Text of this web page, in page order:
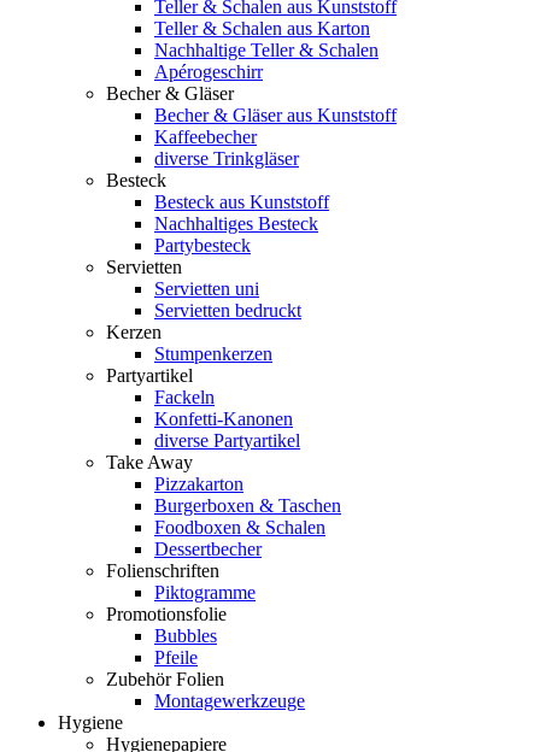
Teller & Schalen aus Kunststoff
Teller & Schalen aus Karton
Nachhaltige Teller & Schalen
Apérogeschirr
Becher & Gläser
Becher & Gläser aus Kunststoff
Kaffeebecher
diverse Trinkgläser
Besteck
Besteck aus Kunststoff
Nachhaltiges Besteck
Partybesteck
Servietten
Servietten uni
Servietten bedruckt
Kerzen
Stumpenkerzen
Partyartikel
Fackeln
Konfetti-Kanonen
diverse Partyartikel
Take Away
Pizzakarton
Burgerboxen & Taschen
Foodboxen & Schalen
Dessertbecher
Folienschriften
Piktogramme
Promotionsfolie
Bubbles
Pfeile
Zubehör Folien
Montagewerkzeuge
Hygiene
Hygienepapiere